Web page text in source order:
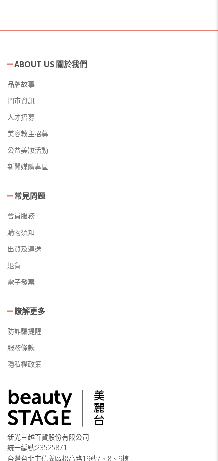
ABOUT US 關於我們
品牌故事
門市資訊
人才招募
美容教主招募
公益美妝活動
新聞媒體專區
常見問題
會員服務
購物須知
出貨及運送
退貨
電子發票
瞭解更多
防詐騙提醒
服務條款
隱私權政策
新光三越百貨股份有限公司
統一編號:23525871
台灣台北市信義區松高路19號7、8、9樓